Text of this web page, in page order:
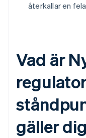
återkallar en
Vad är
gäller